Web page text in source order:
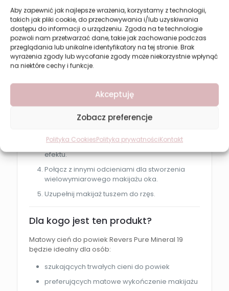
Aby zapewnić jak najlepsze wrażenia, korzystamy z technologii,
takich jak pliki cookie, do przechowywania i/lub uzyskiwania
dostępu do informacji o urządzeniu. Zgoda na te technologie
pozwoli nam przetwarzać dane, takie jak zachowanie podczas
przeglądania lub unikalne identyfikatory na tej stronie. Brak
wyrażenia zgody lub wycofanie zgody może niekorzystnie wpłynąć
na niektóre cechy i funkcje.
Akceptuję
Zobacz preferencje
Polityka CookiesPolityka prywatnościKontakt
trwały makijaż oka
eleganckie matowe wykończenie
płynne przejścia między kolorami
podkreślone i wyraziste spojrzenie
Nałóż bazę pod cienie, aby zwiększyć trwałość
makijażu.
Aplikuj cień na powiekę za pomocą pędzla lub
Blenduj produkt dla uzyskania naturalnego
efektu.
Połącz z innymi odcieniami dla stworzenia
wielowymiarowego makijażu oka.
Uzupełnij makijaż tuszem do rzęs.
Dla kogo jest ten produkt?
Matowy cień do powiek Revers Pure Mineral 19
będzie idealny dla osób:
szukających trwałych cieni do powiek
preferujących matowe wykończenie makijażu